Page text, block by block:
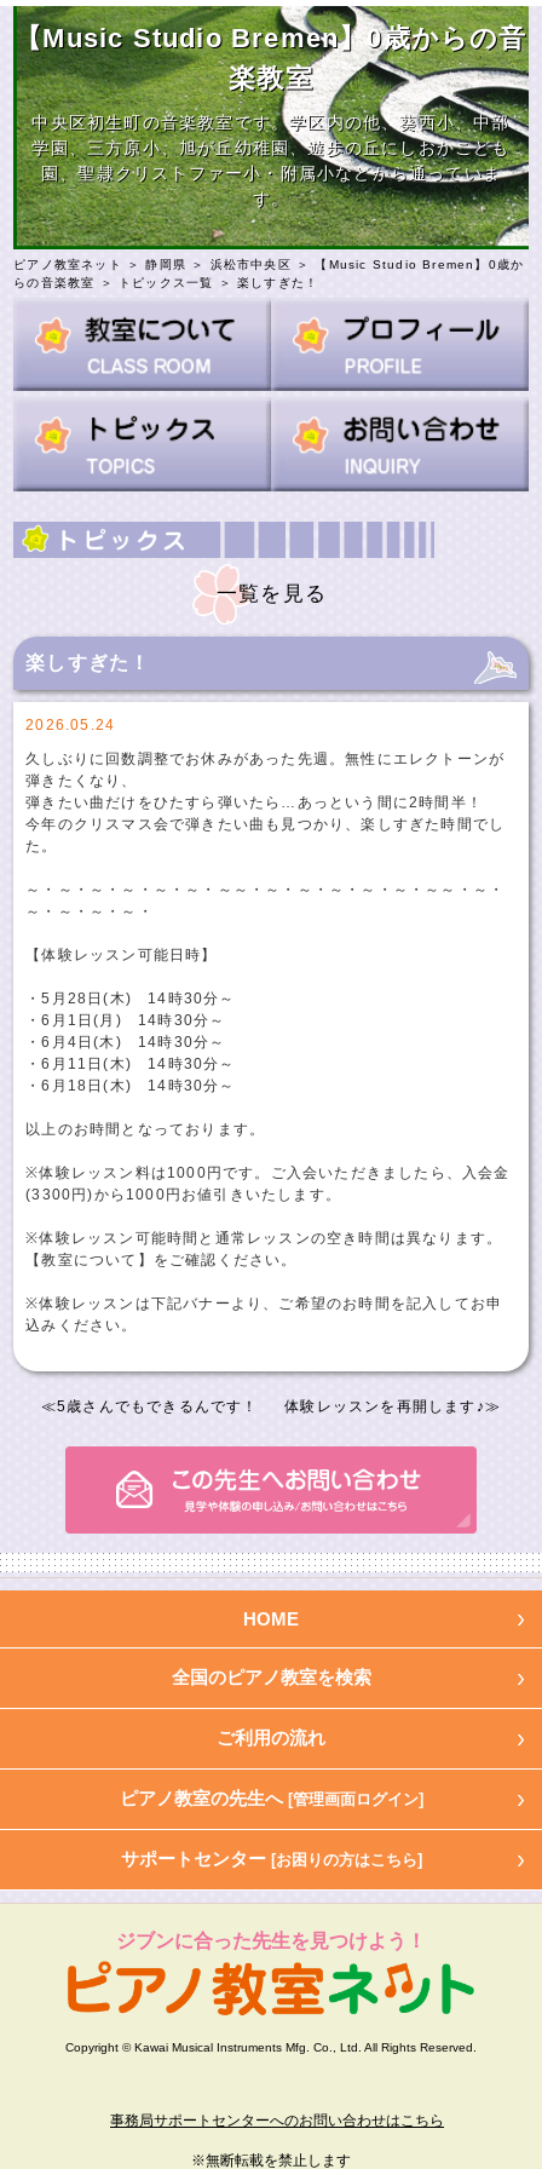
【Music Studio Bremen】0歳からの音
楽教室
中央区初生町の音楽教室です。学区内の他、葵西小、中部
学園、三方原小、旭が丘幼稚園、遊歩の丘にしおかこども
園、聖隷クリストファー小・附属小などから通っていま
す。
ピアノ教室ネット ＞静岡県 ＞ 浜松市中央区 ＞
【Music Studio Bremen】0歳か
らの音楽教室
＞ トピックス一覧 ＞ 楽しすぎた！
一覧を見る
楽しすぎた！
2026.05.24
久しぶりに回数調整でお休みがあった先週。無性にエレクトーンが
弾きたくなり、
弾きたい曲だけをひたすら弾いたら…あっという間に2時間半！
今年のクリスマス会で弾きたい曲も見つかり、楽しすぎた時間でし
た。
～・～・～・～・～・～・～～・～・～・～・～・～・～～・～・
～・～・～・～・
【体験レッスン可能日時】
・5月28日(木) 14時30分～
・6月1日(月) 14時30分～
・6月4日(木) 14時30分～
・6月11日(木) 14時30分～
・6月18日(木) 14時30分～
以上のお時間となっております。
※体験レッスン料は1000円です。ご入会いただきましたら、入会金
(3300円)から1000円お値引きいたします。
※体験レッスン可能時間と通常レッスンの空き時間は異なります。
【教室について】をご確認ください。
※体験レッスンは下記バナーより、ご希望のお時間を記入してお申
込みください。
≪5歳さんでもできるんです！ 体験レッスンを再開します♪≫
HOME
全国のピアノ教室を検索
ご利用の流れ
ピアノ教室の先生へ [管理画面ログイン]
サポートセンター [お困りの方はこちら]
ジブンに合った先生を見つけよう！
Copyright © Kawai Musical Instruments Mfg. Co., Ltd. All Rights Reserved.
事務局サポートセンターへのお問い合わせはこちら
※無断転載を禁止します